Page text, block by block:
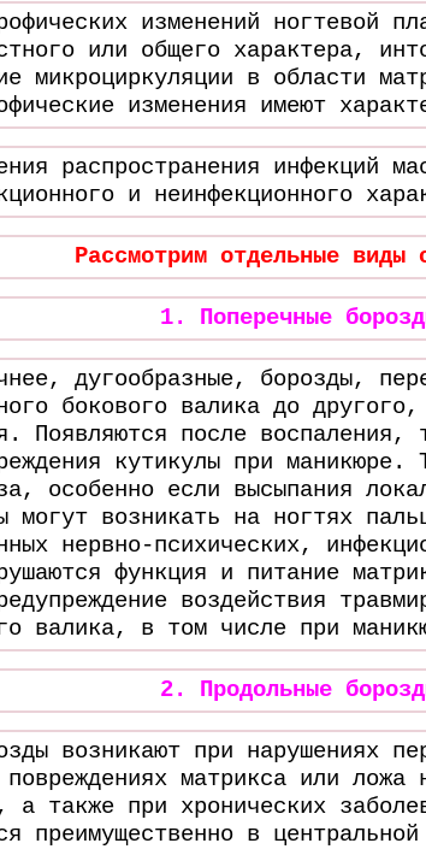
изменений ногтевой
или общего характера,
микроциркуляции в области
изменения имеют
распространения инфекций
и неинфекционного
Рассмотрим отдельные виды
1. Поперечные
дугообразные, борозды,
бокового валика до
Появляются после воспаления,
кутикулы при маникюре.
особенно если высыпания
могут возникать на ногтях
нервно-психических,
функция и питание
воздействия
валика, в том числе при
2. Продольные
возникают при нарушениях
повреждениях матрикса или
а также при хронических
преимущественно в